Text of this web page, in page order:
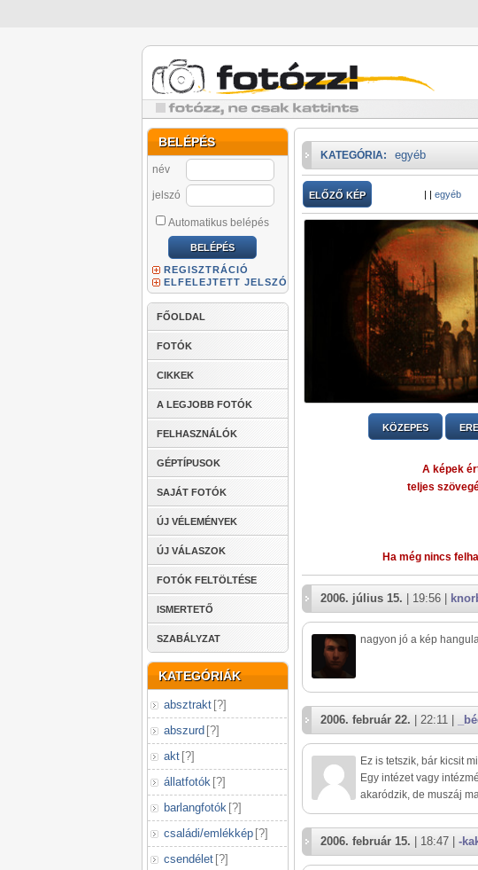
BELÉPÉS
név
jelszó
Automatikus belépés
REGISZTRÁCIÓ
ELFELEJTETT JELSZÓ
FŐOLDAL
FOTÓK
CIKKEK
A LEGJOBB FOTÓK
FELHASZNÁLÓK
GÉPTÍPUSOK
SAJÁT FOTÓK
ÚJ VÉLEMÉNYEK
ÚJ VÁLASZOK
FOTÓK FELTÖLTÉSE
ISMERTETŐ
SZABÁLYZAT
KATEGÓRIÁK
absztrakt [?]
abszurd [?]
akt [?]
állatfotók [?]
barlangfotók [?]
családi/emlékkép [?]
csendélet [?]
KATEGÓRIA: egyéb
ELŐZŐ KÉP | | egyéb
KÖZEPES
A képek
teljes
Ha még nincs
2006. július 15. | 19:56 |
nagyon jó a kép
2006. február 22. | 22:11 |
Ez is tetszik, bár kicsit
Egy intézet vagy
akaródzik, de muszáj
2006. február 15. | 18:47 | -